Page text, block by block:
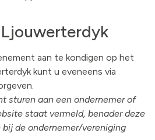
aan te kondigen op het
kunt u eveneens via
sturen aan een ondernemer of
staat vermeld, benader deze
de ondernemer/vereniging